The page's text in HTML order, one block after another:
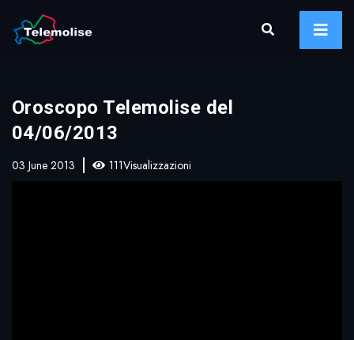
Oroscopo Telemolise del
04/06/2013
03 June 2013 111Visualizzazioni